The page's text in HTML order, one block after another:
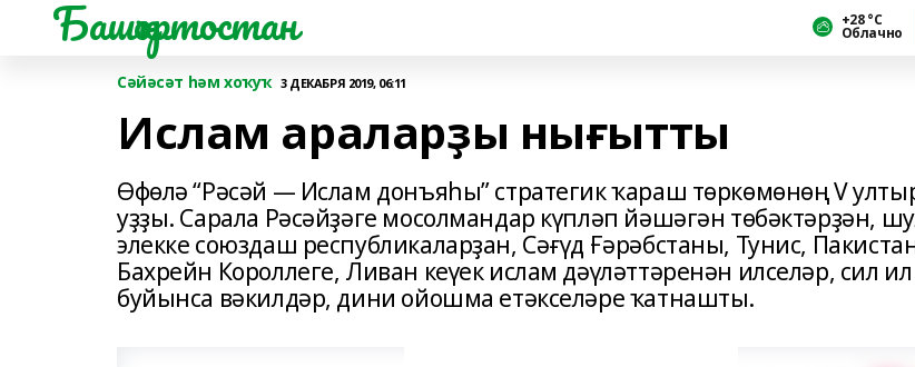
Башҡортостан +28 °С
Облачно
Сәйәсәт һәм хоҡуҡ 3 ДЕКАБРЯ 2019, 06:11
Ислам араларҙы нығытты
Өфөлә “Рәсәй — Ислам донъяһы” стратегик ҡараш төркөмөнөң V
уҙҙы. Сарала Рәсәйҙәге мосолмандар күпләп йәшәгән төбәктәрҙән,
элекке союздаш республикаларҙан, Сәғүд Ғәрәбстаны, Тунис,
Бахрейн Короллеге, Ливан кеүек ислам дәүләттәренән илселәр, сил
буйынса вәкилдәр, дини ойошма етәкселәре ҡатнашты.